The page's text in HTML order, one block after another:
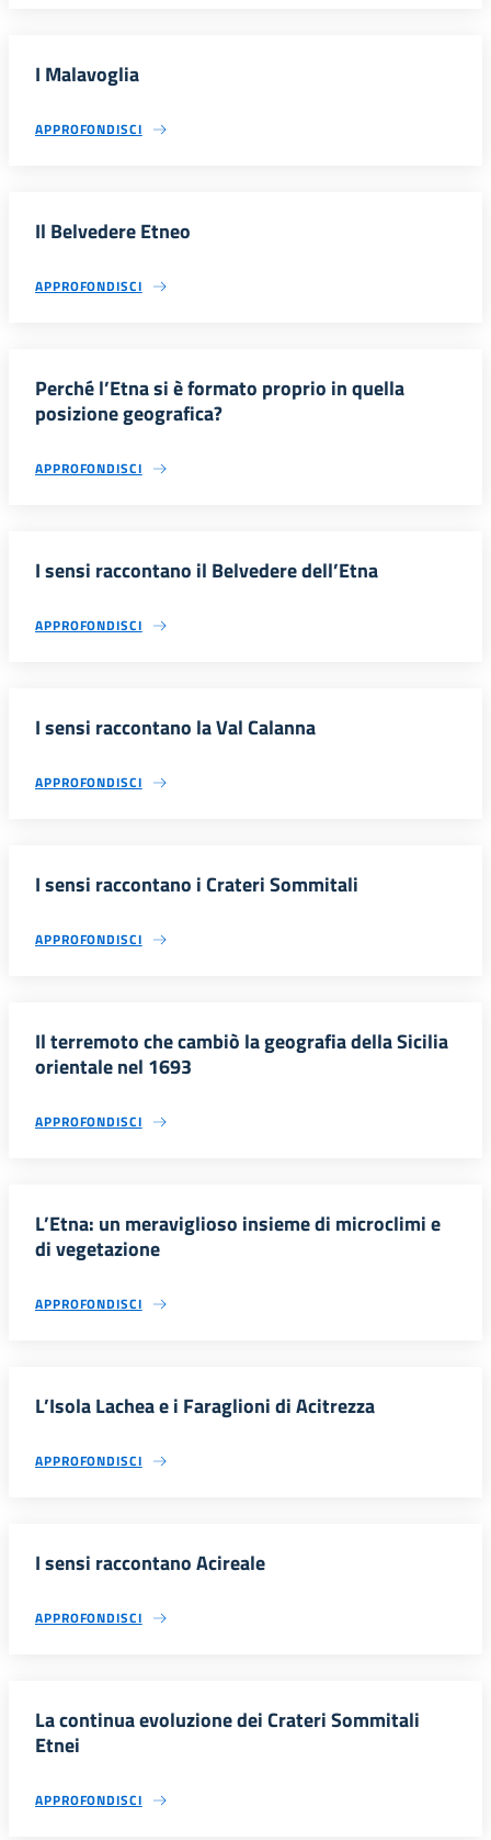
I Malavoglia
APPROFONDISCI
Il Belvedere Etneo
APPROFONDISCI
Perché l’Etna si è formato proprio in quella
posizione geografica?
APPROFONDISCI
I sensi raccontano il Belvedere dell’Etna
APPROFONDISCI
I sensi raccontano la Val Calanna
APPROFONDISCI
I sensi raccontano i Crateri Sommitali
APPROFONDISCI
Il terremoto che cambiò la geografia della Sicilia
orientale nel 1693
APPROFONDISCI
L’Etna: un meraviglioso insieme di microclimi e
di vegetazione
APPROFONDISCI
L’Isola Lachea e i Faraglioni di Acitrezza
APPROFONDISCI
I sensi raccontano Acireale
APPROFONDISCI
La continua evoluzione dei Crateri Sommitali
Etnei
APPROFONDISCI